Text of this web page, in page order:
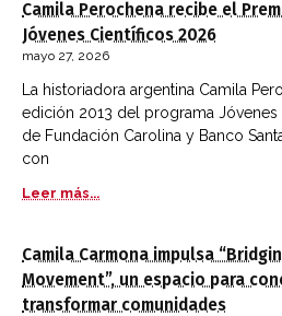
Camila Perochena recibe el
Jóvenes Científicos 2026
mayo 27, 2026
La historiadora argentina Camila
edición 2013 del programa
de Fundación Carolina y Banco
con
Leer más...
Camila Carmona impulsa
Movement”, un espacio para
transformar comunidades